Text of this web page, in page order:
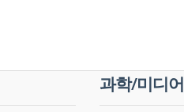
과학/미디어